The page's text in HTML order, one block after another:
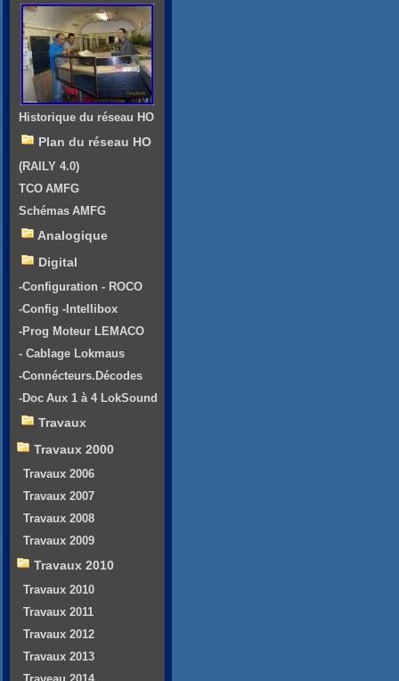
Historique du réseau HO
Plan du réseau HO
(RAILY 4.0)
TCO AMFG
Schémas AMFG
Analogique
Digital
-Configuration - ROCO
-Config -Intellibox
-Prog Moteur LEMACO
- Cablage Lokmaus
-Connécteurs.Décodes
-Doc Aux 1 à 4 LokSound
Travaux
Travaux 2000
Travaux 2006
Travaux 2007
Travaux 2008
Travaux 2009
Travaux 2010
Travaux 2010
Travaux 2011
Travaux 2012
Travaux 2013